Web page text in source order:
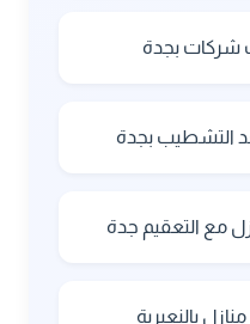
شركات بجدة
التشطيب بجدة
مع التعقيم جدة
بالنعيرية